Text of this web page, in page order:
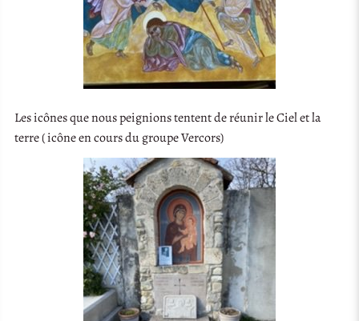
Les icônes que nous peignions tentent de réunir le Ciel et la
terre ( icône en cours du groupe Vercors)